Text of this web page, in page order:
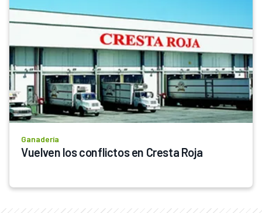
Ganadería
Vuelven los conflictos en Cresta Roja